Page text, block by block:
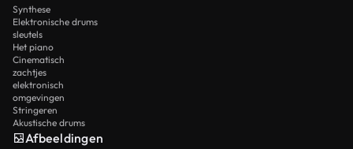
Synthese
Elektronische drums
sleutels
Het piano
Cinematisch
zachtjes
elektronisch
omgevingen
Stringeren
Akustische drums
Afbeeldingen